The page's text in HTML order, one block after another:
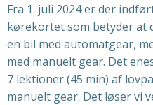
Fra 1. juli 2024 er der
kørekortet som betyder at
en bil med automatgear,
med manuelt gear. Det
7 lektioner (45 min) af
manuelt gear. Det løser vi